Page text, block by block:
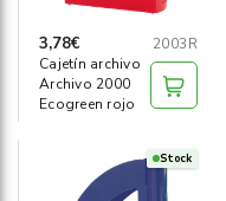
3,78€
2003R
Cajetín archivo
Archivo 2000
Ecogreen rojo
Stock